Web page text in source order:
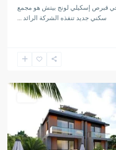
في قبرص إسكيلي لونج بيتش هو مجمع
سكني جديد تنفذه الشركة الرائد ...
للبيع